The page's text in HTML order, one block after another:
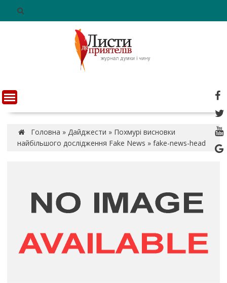
n
t
Головна » Дайджести » Похмурі висновки
найбільшого дослідження Fake News » fake-news-head